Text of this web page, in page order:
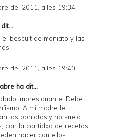
del 2011, a les 19:34
dit...
el bescuit de moniato y las
del 2011, a les 19:40
ha dit...
impresionante. Debe
A mi madre le
los boniatos y no suelo
con la cantidad de recetas
hacer con ellos.